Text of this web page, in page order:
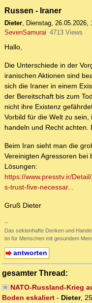
Russen - Iraner
Dieter, Dienstag, 26.05.2026,
SevenSamurai 4713 Views
Hallo,
Die Unterschiede in der
iranischen Aktionen sind
sich die Iraner in einem
der Bereitschaft bis zum
nicht ihre Existenz
Vorbild für die Welt zu
handeln und Recht achten.
Beim Iran sieht man die
Vereinigten Agressoren bei
Lösungen:
https://www.presstv.ir/
s-trust-five-necessar...
Gruß Dieter
--
Das sektenhafte Denken und
ist für Menschen mit gesundem
antworten
gesamter Thread:
NATO-Russland-Krieg
Boden eskaliert - Dieter,